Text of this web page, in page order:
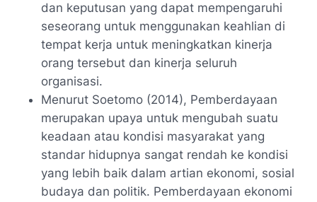
dan keputusan yang dapat mempengaruhi
seseorang untuk menggunakan keahlian di
tempat kerja untuk meningkatkan kinerja
orang tersebut dan kinerja seluruh
organisasi.
Menurut Soetomo (2014), Pemberdayaan
merupakan upaya untuk mengubah suatu
keadaan atau kondisi masyarakat yang
standar hidupnya sangat rendah ke kondisi
yang lebih baik dalam artian ekonomi, sosial
budaya dan politik. Pemberdayaan ekonomi